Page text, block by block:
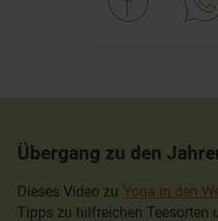
Übergang zu den
Dieses Video zu Yoga in den
Tipps zu hilfreichen Teesorten